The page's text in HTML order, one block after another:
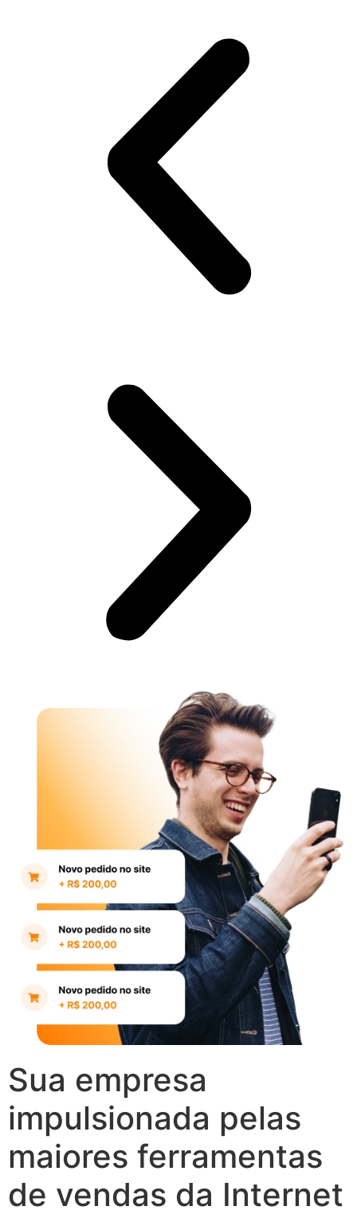
Sua empresa
impulsionada pelas
maiores ferramentas
de vendas da Internet